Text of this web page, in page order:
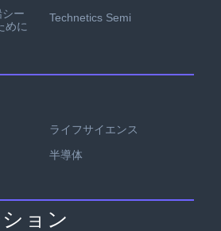
ー
めに
Technetics Semi
ライフサイエンス
半導体
ョン